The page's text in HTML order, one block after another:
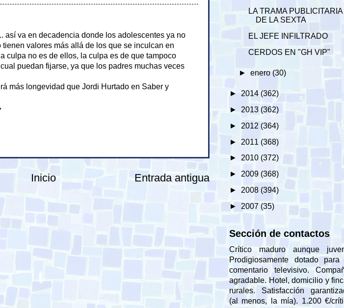
así va en decadencia donde los adolescentes ya no
valores más allá de los que se inculcan en
culpa no es de ellos, la culpa es de que tampoco
puedan fijarse, ya que los padres muchas veces
más longevidad que Jordi Hurtado en Saber y
Entrada antigua
Inicio
LA TRAMA PUBLICITARIA
DE LA SEXTA
EL JEFE INFILTRADO
CERDOS EN "GH VIP"
► enero (30)
► 2014 (362)
► 2013 (362)
► 2012 (364)
► 2011 (368)
► 2010 (372)
► 2009 (368)
► 2008 (394)
► 2007 (35)
Sección de contactos
Crítico maduro aunque
Prodigiosamente dotado
comentario televisivo.
agradable. Hotel, domicilio y
rurales. Satisfacción
(al menos, la mía). 1.200 €/